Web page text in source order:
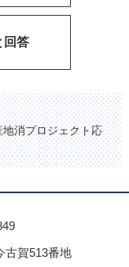
回答
消プロジェクト応
賀513番地